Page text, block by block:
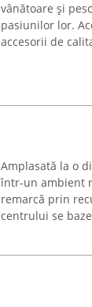
vânătoare și
pasiunilor lor.
accesorii de
Amplasată la o
într-un ambient
remarcă prin
centrului se